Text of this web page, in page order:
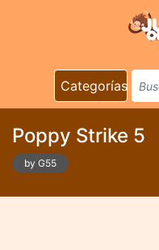
Categorías
Poppy Strike 5
by G55